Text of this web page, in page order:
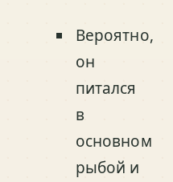
Вероятно,
он
питался
в
основном
рыбой и